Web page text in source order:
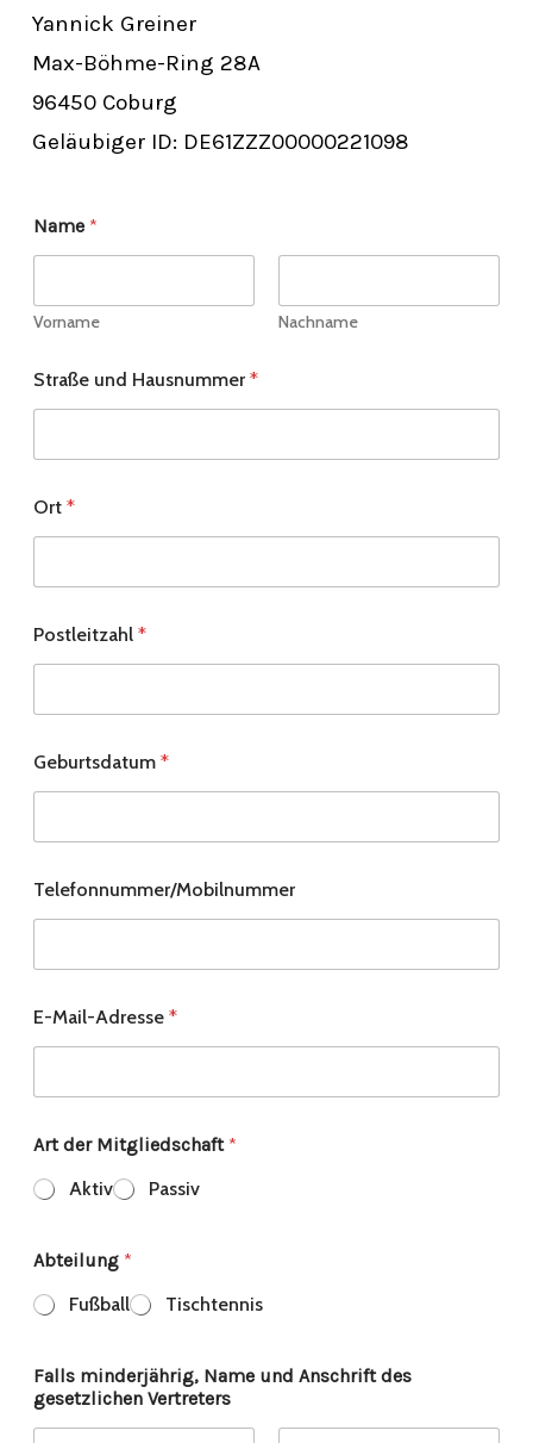
Yannick Greiner
Max-Böhme-Ring 28A
96450 Coburg
Geläubiger ID: DE61ZZZ00000221098
Name *
Vorname Nachname
Straße und Hausnummer *
Ort *
Postleitzahl *
Geburtsdatum *
Telefonnummer/Mobilnummer
E-Mail-Adresse *
Art der Mitgliedschaft *
Aktiv
Passiv
Abteilung *
Fußball
Tischtennis
Falls minderjährig, Name und Anschrift des
gesetzlichen Vertreters